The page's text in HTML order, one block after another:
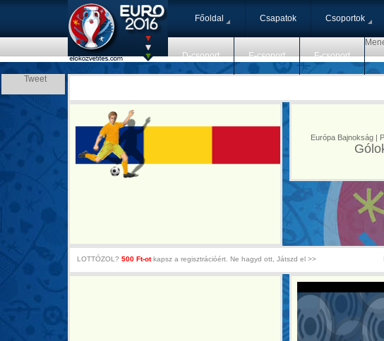
Főoldal Csapatok Csoportok
D-csoport E-csoport F-csoport
Európa Bajnokság |
LOTTÓZOL? 500 Ft-otkapsz a regisztrációért. Ne hagyd ott, Játszd el >>
Tweet